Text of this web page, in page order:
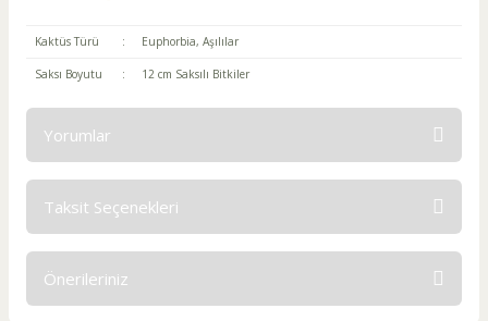
Kaktüs Türü : Euphorbia, Aşılılar
Saksı Boyutu : 12 cm Saksılı Bitkiler
Yorumlar
Taksit Seçenekleri
Önerileriniz